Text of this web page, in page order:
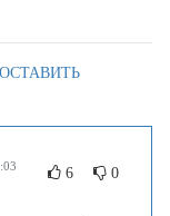
6 0